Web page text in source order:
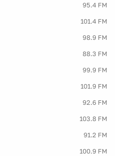
95.4 FM
101.4 FM
98.9 FM
88.3 FM
99.9 FM
101.9 FM
92.6 FM
103.8 FM
91.2 FM
100.9 FM